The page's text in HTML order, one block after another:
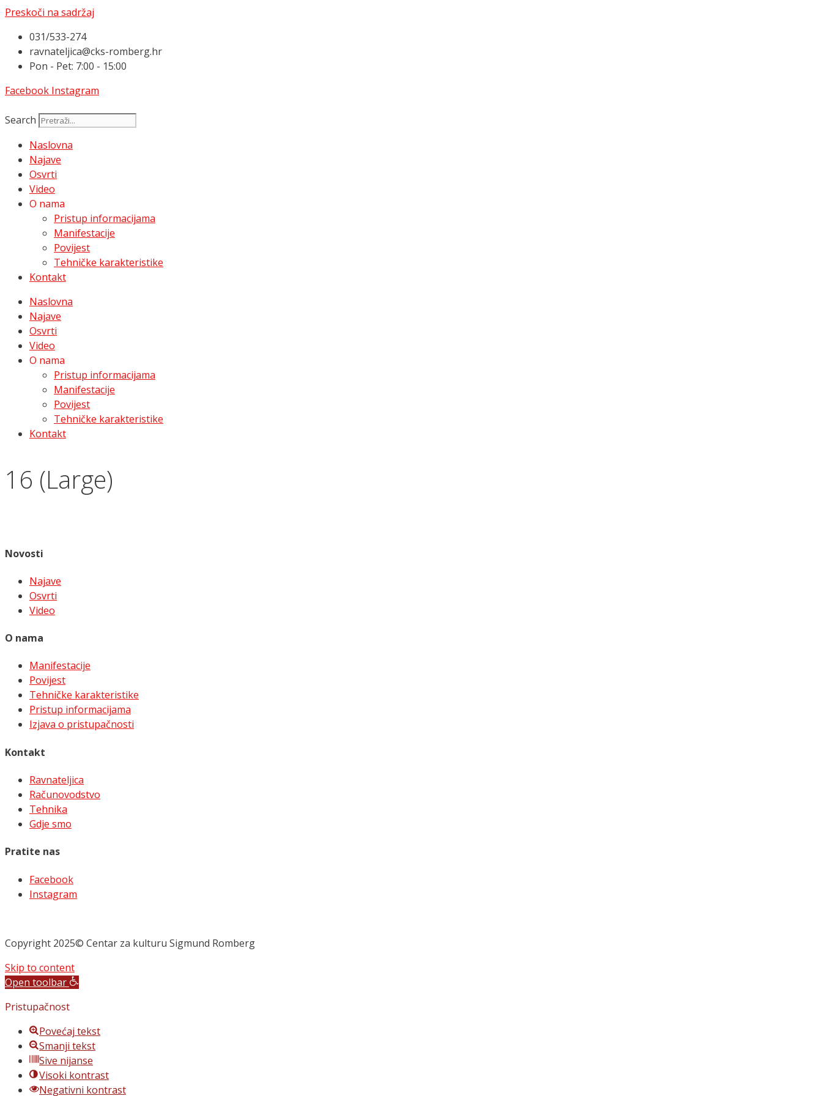
Preskoči na sadržaj
031/533-274
ravnateljica@cks-romberg.hr
Pon - Pet: 7:00 - 15:00
Facebook Instagram
Search
Naslovna
Najave
Osvrti
Video
O nama
Pristup informacijama
Manifestacije
Povijest
Tehničke karakteristike
Kontakt
Naslovna
Najave
Osvrti
Video
O nama
Pristup informacijama
Manifestacije
Povijest
Tehničke karakteristike
Kontakt
16 (Large)
Novosti
Najave
Osvrti
Video
O nama
Manifestacije
Povijest
Tehničke karakteristike
Pristup informacijama
Izjava o pristupačnosti
Kontakt
Ravnateljica
Računovodstvo
Tehnika
Gdje smo
Pratite nas
Facebook
Instagram
Copyright 2025© Centar za kulturu Sigmund Romberg
Skip to content
Open toolbar
Pristupačnost
Povećaj tekst
Smanji tekst
Sive nijanse
Visoki kontrast
Negativni kontrast